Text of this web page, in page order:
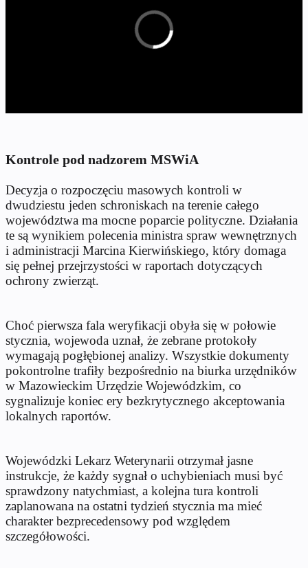
Kontrole pod nadzorem MSWiA
Decyzja o rozpoczęciu masowych kontroli w
dwudziestu jeden schroniskach na terenie całego
województwa ma mocne poparcie polityczne. Działania
te są wynikiem polecenia ministra spraw wewnętrznych
i administracji Marcina Kierwińskiego, który domaga
się pełnej przejrzystości w raportach dotyczących
ochrony zwierząt.
Choć pierwsza fala weryfikacji obyła się w połowie
stycznia, wojewoda uznał, że zebrane protokoły
wymagają pogłębionej analizy. Wszystkie dokumenty
pokontrolne trafiły bezpośrednio na biurka urzędników
w Mazowieckim Urzędzie Wojewódzkim, co
sygnalizuje koniec ery bezkrytycznego akceptowania
lokalnych raportów.
Wojewódzki Lekarz Weterynarii otrzymał jasne
instrukcje, że każdy sygnał o uchybieniach musi być
sprawdzony natychmiast, a kolejna tura kontroli
zaplanowana na ostatni tydzień stycznia ma mieć
charakter bezprecedensowy pod względem
szczegółowości.